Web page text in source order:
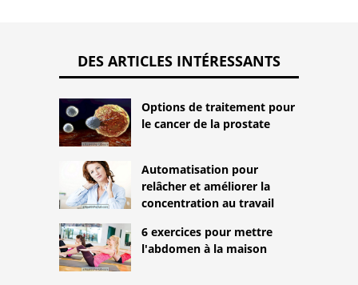
DES ARTICLES INTÉRESSANTS
Options de traitement pour
le cancer de la prostate
Automatisation pour
relâcher et améliorer la
concentration au travail
6 exercices pour mettre
l'abdomen à la maison